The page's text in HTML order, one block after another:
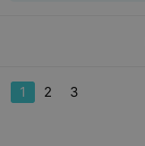
1 2 3